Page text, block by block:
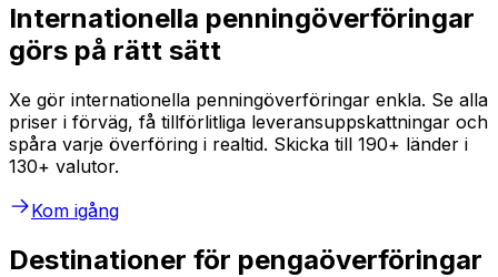
Internationella penningöverföringar
görs på rätt sätt
Xe gör internationella penningöverföringar enkla. Se alla
priser i förväg, få tillförlitliga leveransuppskattningar och
spåra varje överföring i realtid. Skicka till 190+ länder i
130+ valutor.
Kom igång
Destinationer för pengaöverföringar